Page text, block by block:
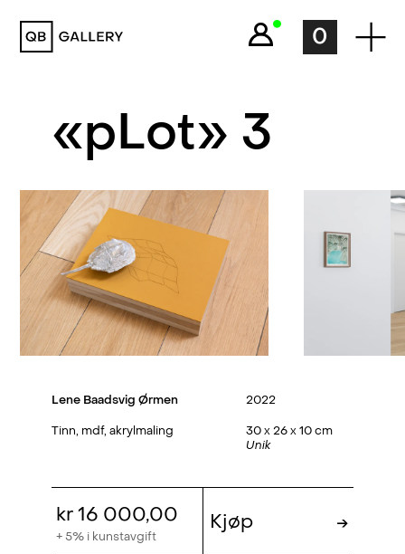
QB Gallery 0
«pLot» 3
Lene Baadsvig Ørmen
2022
Tinn, mdf, akrylmaling
30 x 26 x 10 cm
Unik
kr 16 000,00
+ 5% i kunstavgift
Kjøp →